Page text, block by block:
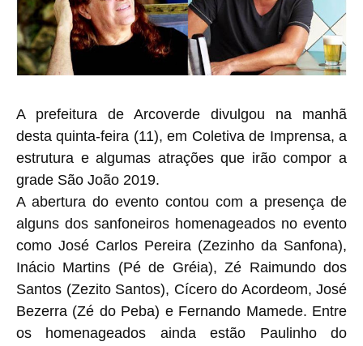
A prefeitura de Arcoverde divulgou na manhã
desta quinta-feira (11), em Coletiva de Imprensa, a
estrutura e algumas atrações que irão compor a
grade São João 2019.
A abertura do evento contou com a presença de
alguns dos sanfoneiros homenageados no evento
como José Carlos Pereira (Zezinho da Sanfona),
Inácio Martins (Pé de Gréia), Zé Raimundo dos
Santos (Zezito Santos), Cícero do Acordeom, José
Bezerra (Zé do Peba) e Fernando Mamede. Entre
os homenageados ainda estão Paulinho do